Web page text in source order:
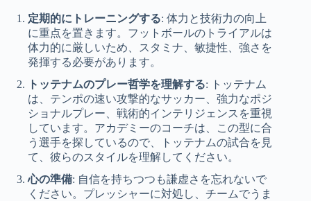
定期的にトレーニングする: 体力と技術力の向上
に重点を置きます。フットボールのトライアルは
体力的に厳しいため、スタミナ、敏捷性、強さを
発揮する必要があります。
トッテナムのプレー哲学を理解する: トッテナム
は、テンポの速い攻撃的なサッカー、強力なポジ
ショナルプレー、戦術的インテリジェンスを重視
しています。アカデミーのコーチは、この型に合
う選手を探しているので、トッテナムの試合を見
て、彼らのスタイルを理解してください。
心の準備: 自信を持ちつつも謙虚さを忘れないで
ください。プレッシャーに対処し、チームでうま